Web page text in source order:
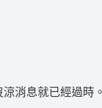
消息就已經過